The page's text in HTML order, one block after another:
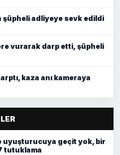
şüpheli adliyeye sevk edildi
vurarak darp etti, şüpheli
kaza anı kameraya
uyuşturucuya geçit yok, bir
tutuklama